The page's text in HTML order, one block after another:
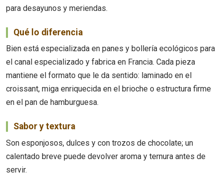
para desayunos y meriendas.
Qué lo diferencia
Bien está especializada en panes y bollería ecológicos para
el canal especializado y fabrica en Francia. Cada pieza
mantiene el formato que le da sentido: laminado en el
croissant, miga enriquecida en el brioche o estructura firme
en el pan de hamburguesa.
Sabor y textura
Son esponjosos, dulces y con trozos de chocolate; un
calentado breve puede devolver aroma y ternura antes de
servir.